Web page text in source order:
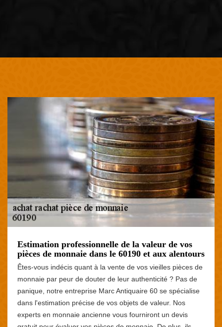
Estimation professionnelle de la valeur de vos
pièces de monnaie dans le 60190 et aux alentours
Êtes-vous indécis quant à la vente de vos vieilles pièces de
monnaie par peur de douter de leur authenticité ? Pas de
panique, notre entreprise Marc Antiquaire 60 se spécialise
dans l'estimation précise de vos objets de valeur. Nos
experts en monnaie ancienne vous fourniront un devis